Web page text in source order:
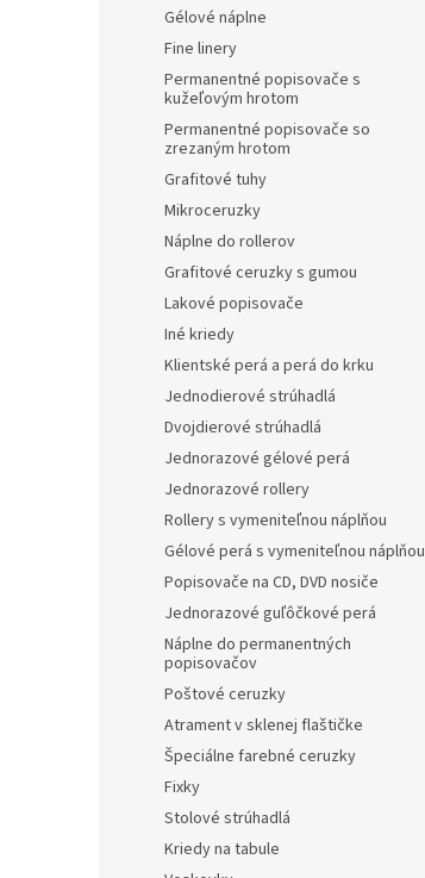
Gélové náplne
Fine linery
Permanentné popisovače s
kužeľovým hrotom
Permanentné popisovače so
zrezaným hrotom
Grafitové tuhy
Mikroceruzky
Náplne do rollerov
Grafitové ceruzky s gumou
Lakové popisovače
Iné kriedy
Klientské perá a perá do krku
Jednodierové strúhadlá
Dvojdierové strúhadlá
Jednorazové gélové perá
Jednorazové rollery
Rollery s vymeniteľnou náplňou
Gélové perá s vymeniteľnou náplňou
Popisovače na CD, DVD nosiče
Jednorazové guľôčkové perá
Náplne do permanentných
popisovačov
Poštové ceruzky
Atrament v sklenej flaštičke
Špeciálne farebné ceruzky
Fixky
Stolové strúhadlá
Kriedy na tabule